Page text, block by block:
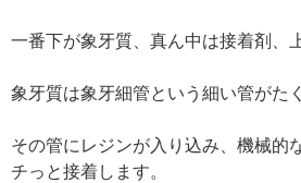
一番下が象牙質、真ん中は接着剤、
象牙質は象牙細管という細い管がた
その管にレジンが入り込み、機械的
チっと接着します。